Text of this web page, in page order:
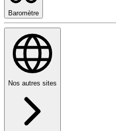
Baromètre
Nos autres sites